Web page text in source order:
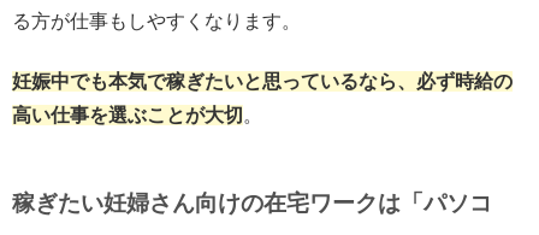
る方が仕事もしやすくなります。
妊娠中でも本気で稼ぎたいと思っているなら、必ず時給の
高い仕事を選ぶことが大切 。
稼ぎたい妊婦さん向けの在宅ワークは「パソコ